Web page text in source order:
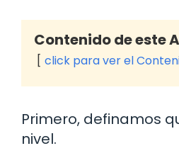
Contenido de este
click para ver el
Primero, definamos
nivel.